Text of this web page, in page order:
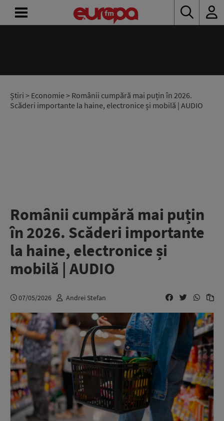
Știri > Economie> Românii cumpără mai puțin în 2026.
Scăderi importante la haine, electronice și mobilă | AUDIO
Românii cumpără mai puțin
în 2026. Scăderi importante
la haine, electronice și
mobilă | AUDIO
07/05/2026 Andrei Stefan
RADIO